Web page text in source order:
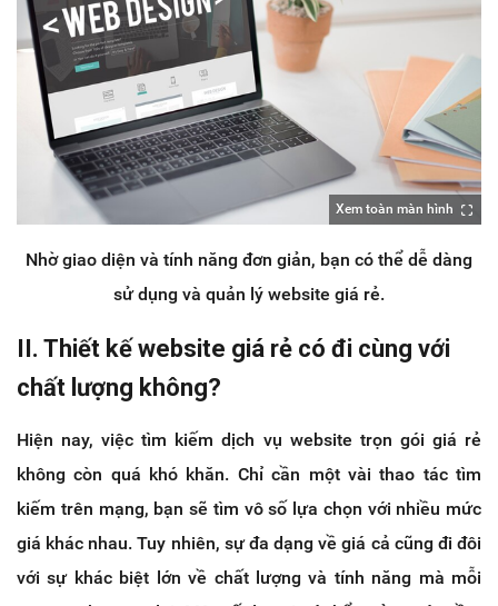
Xem toàn màn hình
Nhờ giao diện và tính năng đơn giản, bạn có thể dễ dàng
sử dụng và quản lý website giá rẻ.
II. Thiết kế website giá rẻ có đi cùng với
chất lượng không?
Hiện nay, việc tìm kiếm dịch vụ website trọn gói giá rẻ
không còn quá khó khăn. Chỉ cần một vài thao tác tìm
kiếm trên mạng, bạn sẽ tìm vô số lựa chọn với nhiều mức
giá khác nhau. Tuy nhiên, sự đa dạng về giá cả cũng đi đôi
với sự khác biệt lớn về chất lượng và tính năng mà mỗi